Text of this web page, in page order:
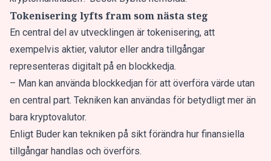
Tokenisering lyfts fram som nästa steg
En central del av utvecklingen är tokenisering, att
exempelvis aktier, valutor eller andra tillgångar
representeras digitalt på en blockkedja.
– Man kan använda blockkedjan för att överföra värde utan
en central part. Tekniken kan användas för betydligt mer än
bara kryptovalutor.
Enligt Buder kan tekniken på sikt förändra hur finansiella
tillgångar handlas och överförs.